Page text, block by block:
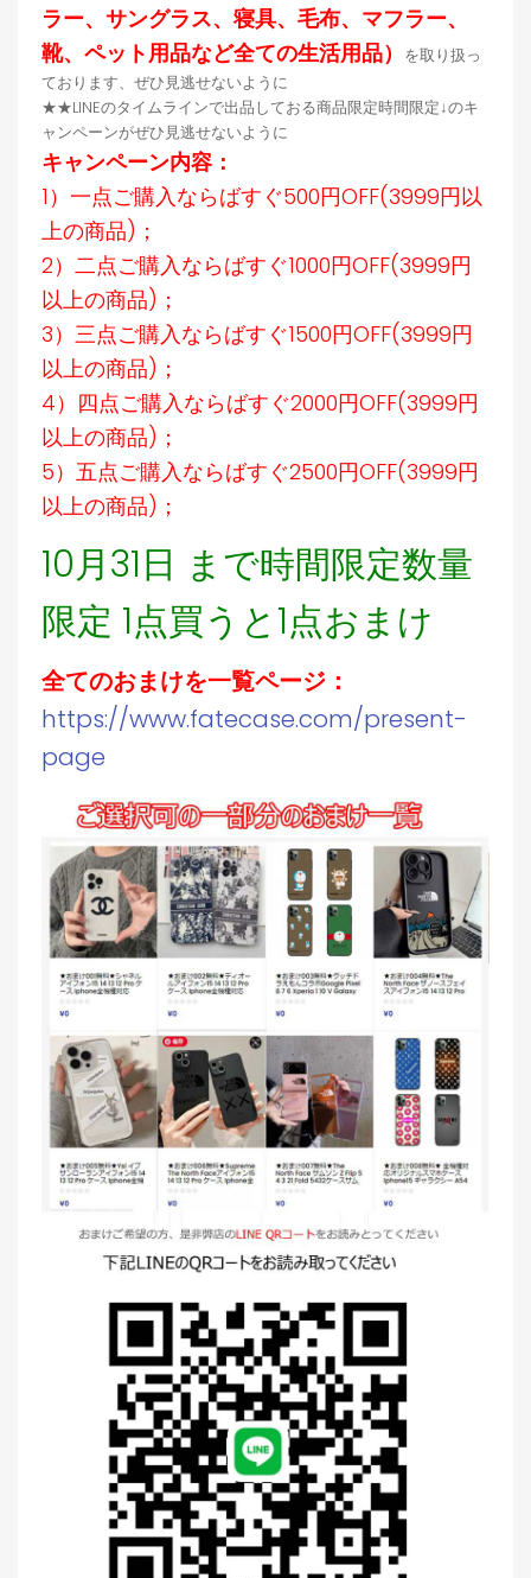
ラー、サングラス、寝具、毛布、マフラー、
靴、ペット用品など全ての生活用品）
を取り扱っ
ております、ぜひ見逃せないように
★★LINEのタイムラインで出品しておる商品限定時間限定↓のキ
ャンペーンがぜひ見逃せないように
キャンペーン内容：
1）一点ご購入ならばすぐ500円OFF(3999円以
上の商品)；
2）二点ご購入ならばすぐ1000円OFF(3999円
以上の商品)；
3）三点ご購入ならばすぐ1500円OFF(3999円
以上の商品)；
4）四点ご購入ならばすぐ2000円OFF(3999円
以上の商品)；
5）五点ご購入ならばすぐ2500円OFF(3999円
以上の商品)；
10月31日 まで時間限定数量
限定 1点買うと1点おまけ
全てのおまけを一覧ページ：
https://www.fatecase.com/present-
page